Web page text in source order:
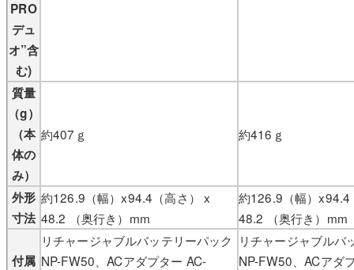
PRO
デュ
オ”含
む)
質量
（g）
（本
体の
み）
約407ｇ 約416ｇ
外形
寸法
約126.9（幅）x94.4（高さ） x
48.2 （奥行き）mm
約126.9（幅）x94.4
48.2 （奥行き）mm
付属
リチャージャブルバッテリーパック
NP-FW50、ACアダプター AC-
リチャージャブルバ
NP-FW50、ACアダ